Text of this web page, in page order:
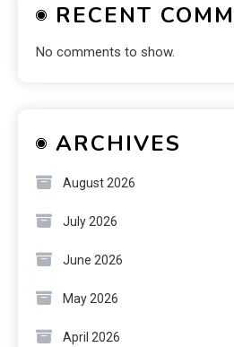
RECENT
No comments to show.
ARCHIVES
August 2026
July 2026
June 2026
May 2026
April 2026